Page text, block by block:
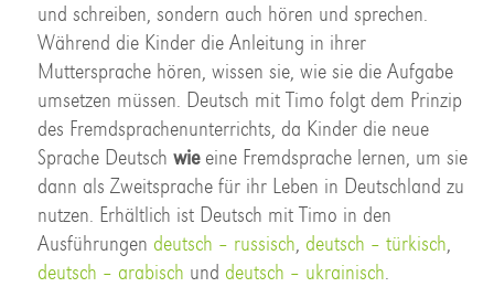
und schreiben, sondern auch hören und sprechen.
Während die Kinder die Anleitung in ihrer
Muttersprache hören, wissen sie, wie sie die Aufgabe
umsetzen müssen. Deutsch mit Timo folgt dem Prinzip
des Fremdsprachenunterrichts, da Kinder die neue
Sprache Deutsch wieeine Fremdsprache lernen, um sie
dann als Zweitsprache für ihr Leben in Deutschland zu
nutzen. Erhältlich ist Deutsch mit Timo in den
Ausführungen deutsch – russisch, deutsch – türkisch,
deutsch – arabisch und deutsch – ukrainisch.